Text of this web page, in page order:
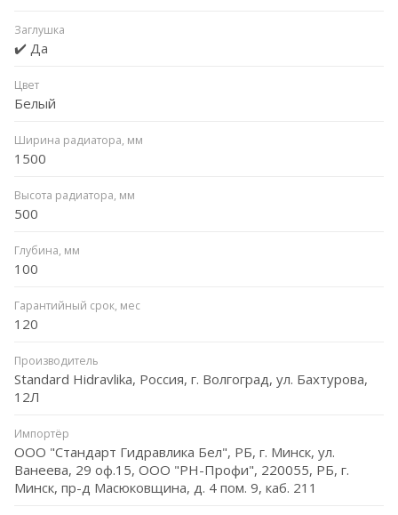
Заглушка
✔️ Да
Цвет
Белый
Ширина радиатора, мм
1500
Высота радиатора, мм
500
Глубина, мм
100
Гарантийный срок, мес
120
Производитель
Standard Hidravlika, Россия, г. Волгоград, ул. Бахтурова,
12Л
Импортёр
ООО "Стандарт Гидравлика Бел", РБ, г. Минск, ул.
Ванеева, 29 оф.15, ООО "РН-Профи", 220055, РБ, г.
Минск, пр-д Масюковщина, д. 4 пом. 9, каб. 211